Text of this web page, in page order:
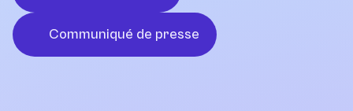
Communiqué de presse